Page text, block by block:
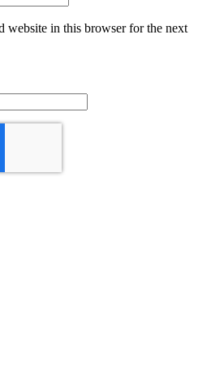
website in this browser for the next